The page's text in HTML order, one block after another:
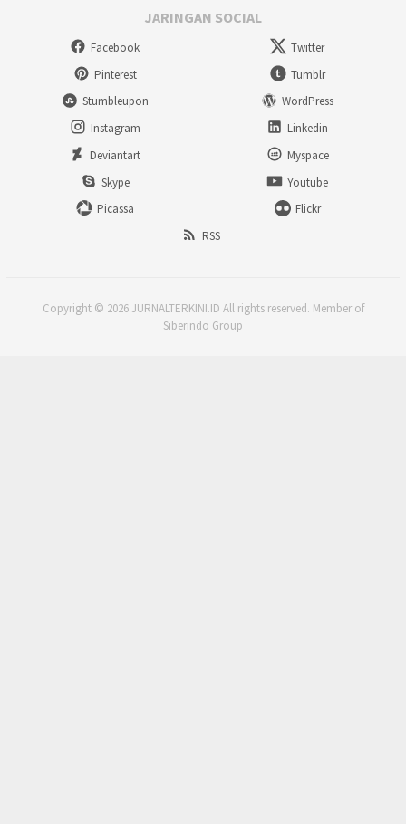
JARINGAN SOCIAL
Facebook
Twitter
Pinterest
Tumblr
Stumbleupon
WordPress
Instagram
Linkedin
Deviantart
Myspace
Skype
Youtube
Picassa
Flickr
RSS
Copyright © 2026 JURNALTERKINI.ID All rights reserved. Member of
Siberindo Group